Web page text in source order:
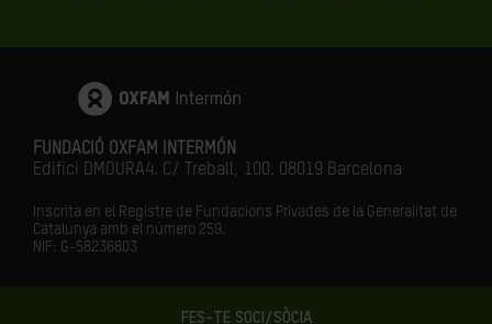
FES-TE SOCI/SÒCIA
FUNDACIÓ OXFAM INTERMÓN
Edifici DMOURA4. C/ Treball, 100. 08019 Barcelona
Inscrita en el Registre de Fundacions Privades de la Generalitat de
Catalunya amb el número 259.
NIF: G-58236803